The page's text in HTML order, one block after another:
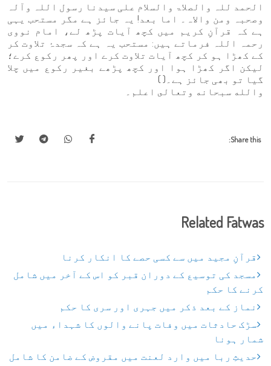
الحمد للہ والصلاۃ والسلام علی سیدنا رسول اللہ وآلہ
وصحبہ ومن والاہ۔ اما بعد! یہ جائز ہے مگر مستحب یہی
ہے کہ قرآنِ کریم میں کچھ آیات پڑھ لے، امام نووی
رحمہ اللہ فرماتے ہیں: مستحب یہ ہے کہ سجدۂ تلاوت کر
کے کھڑا ہو کر کچھ آیات تلاوت کرے اور پھر رکوع کرے؛
لیکن اگر کھڑا ہوا اور کچھ پڑھے بغیر رکوع میں چلا
گیا تو بھی جائز ہے۔( )
والله سبحانه وتعالى اعلم۔
Share this:
Related Fatwas
قرآنِ مجید میں سے کسی حصے کا انکار کرنا
مسجد کی توسیع کے دوران قبر کو اس کے آخر میں شامل
کرنے کا حکم
نماز کے بعد ذکر میں جہری اور سری کا حکم
سڑک حادثات میں وفات پانے والوں کا شہداء میں
شمار ہونا
حدیثِ ربا میں وارد لعنت میں مقروض کے ضامن کا شامل